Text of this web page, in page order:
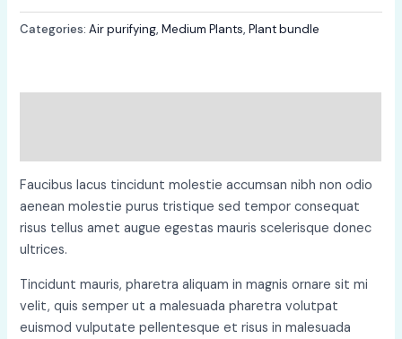
Categories:Air purifying,Medium Plants,Plant bundle
Faucibus lacus tincidunt molestie accumsan nibh non odio
aenean molestie purus tristique sed tempor consequat
risus tellus amet augue egestas mauris scelerisque donec
ultrices.
Tincidunt mauris, pharetra aliquam in magnis ornare sit mi
velit, quis semper ut a malesuada pharetra volutpat
euismod vulputate pellentesque et risus in malesuada